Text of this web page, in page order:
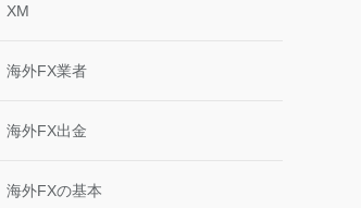
XM
海外FX業者
海外FX出金
海外FXの基本